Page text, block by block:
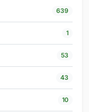
639
1
53
43
10